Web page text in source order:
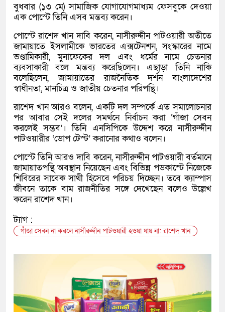
বুধবার (১৩ মে) সামাজিক যোগাযোগমাধ্যম ফেসবুকে দেওয়া
এক পোস্টে তিনি এসব মন্তব্য করেন।
পোস্টে রাশেদ খান দাবি করেন, নাসীরুদ্দীন পাটওয়ারী অতীতে
জামায়াতে ইসলামীকে ভারতের এক্সটেনশন, সংস্কারের নামে
ভণ্ডামিকারী, মুনাফেকের দল এবং ধর্মের নামে চেতনার
ব্যবসাকারী বলে মন্তব্য করেছিলেন। এছাড়া তিনি নাকি
বলেছিলেন, জামায়াতের রাজনৈতিক দর্শন বাংলাদেশের
স্বাধীনতা, মানচিত্র ও জাতীয় চেতনার পরিপন্থি।
রাশেদ খান আরও বলেন, একটি দল সম্পর্কে এত সমালোচনার
পর আবার সেই দলের সমর্থনে নির্বাচন করা ‘গাঁজা সেবন
করলেই সম্ভব’। তিনি এনসিপিকে উদ্দেশ করে নাসীরুদ্দীন
পাটওয়ারীর ‘ডোপ টেস্ট’ করানোর কথাও বলেন।
পোস্টে তিনি আরও দাবি করেন, নাসীরুদ্দীন পাটওয়ারী বর্তমানে
জামায়াতপন্থি অবস্থান নিয়েছেন এবং বিভিন্ন পডকাস্টে নিজেকে
শিবিরের সাবেক সাথী হিসেবে পরিচয় দিচ্ছেন। তবে ক্যাম্পাস
জীবনে তাকে বাম রাজনীতির সঙ্গে দেখেছেন বলেও উল্লেখ
করেন রাশেদ খান।
ট্যাগ :
গাঁজা সেবন না করলে নাসীরুদ্দীন পাটওয়ারী হওয়া যায় না: রাশেদ খান